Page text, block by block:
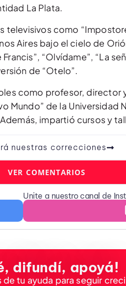
La Plata.
como
Aires bajo el cielo de
“Olvídame”, “La
de “Otelo”.
como profesor, director
Mundo” de la Universidad
impartió cursos y
nuestras correcciones
VER COMENTARIOS
Unite a nuestro canal de
difundí, apoyá!
de tu ayuda para seguir